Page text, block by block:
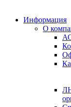
Информация
О